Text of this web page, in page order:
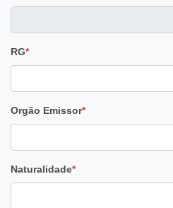
RG*
Orgão Emissor*
Naturalidade*